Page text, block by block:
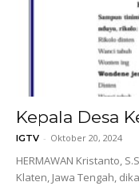
Kepala Desa
IGTV - Oktober 20, 2024
HERMAWAN Kristanto,
Klaten, Jawa Tengah,